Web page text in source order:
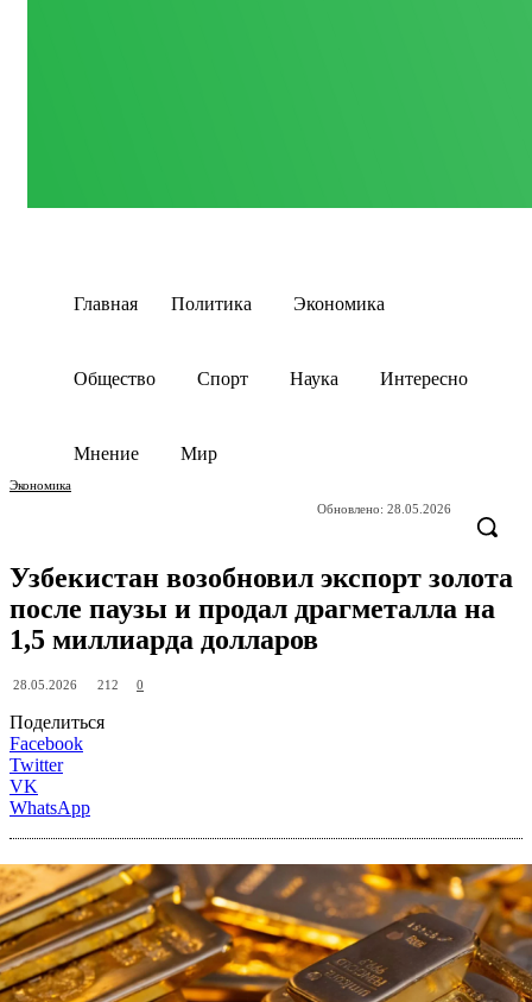
Главная Политика Экономика
Общество Спорт Наука Интересно
Мнение Мир
Экономика
Обновлено: 28.05.2026
Узбекистан возобновил экспорт золота
после паузы и продал драгметалла на
1,5 миллиарда долларов
28.05.2026 212 0
Поделиться
Facebook
Twitter
VK
WhatsApp